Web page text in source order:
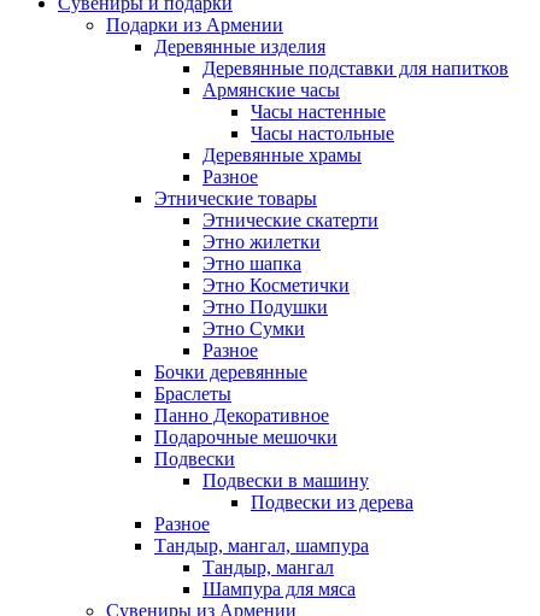
Подарки из Армении
Деревянные изделия
Деревянные подставки для напитков
Армянские часы
Часы настенные
Часы настольные
Деревянные храмы
Разное
Этнические товары
Этнические скатерти
Этно жилетки
Этно шапка
Этно Косметички
Этно Подушки
Этно Сумки
Разное
Бочки деревянные
Браслеты
Панно Декоративное
Подарочные мешочки
Подвески
Подвески в машину
Подвески из дерева
Разное
Тандыр, мангал, шампура
Тандыр, мангал
Шампура для мяса
Сувениры из Армении